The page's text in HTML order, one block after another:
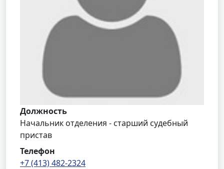
Должность
Начальник отделения - старший судебный
пристав
Телефон
+7 (413) 482-2324